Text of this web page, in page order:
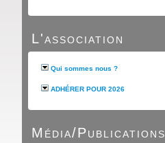
L'association
Qui sommes nous ?
ADHÉRER POUR 2026
Média/Publications